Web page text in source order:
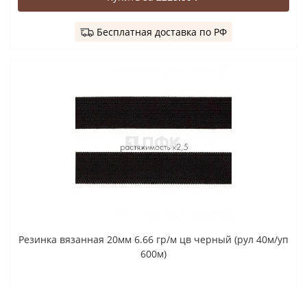
Бесплатная доставка по РФ
Резинка вязанная 20мм 6.66 гр/м цв черный (рул 40м/уп
600м)